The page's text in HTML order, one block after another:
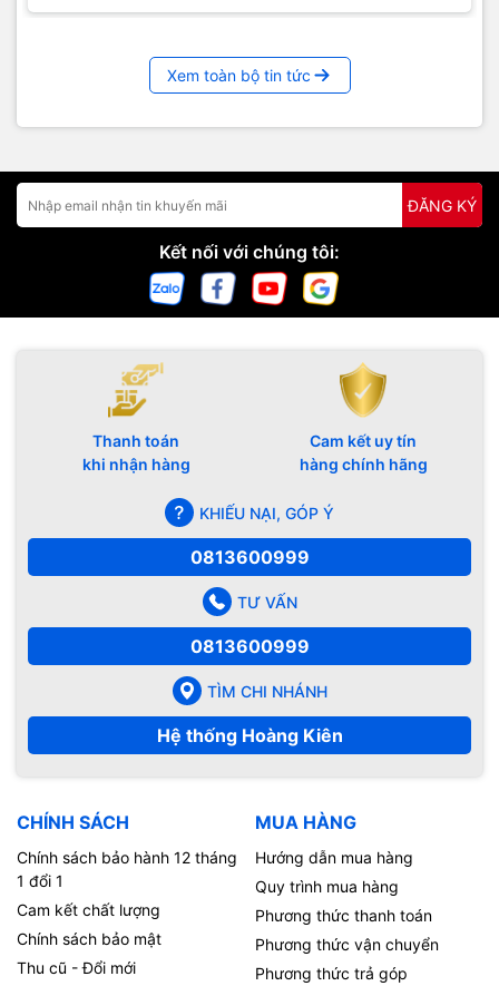
Xem toàn bộ tin tức
ĐĂNG KÝ
Kết nối với chúng tôi:
Thanh toán
khi nhận hàng
Cam kết uy tín
hàng chính hãng
KHIẾU NẠI, GÓP Ý
0813600999
TƯ VẤN
0813600999
TÌM CHI NHÁNH
Hệ thống Hoàng Kiên
CHÍNH SÁCH
Chính sách bảo hành 12 tháng
1 đổi 1
Cam kết chất lượng
Chính sách bảo mật
Thu cũ - Đổi mới
MUA HÀNG
Hướng dẫn mua hàng
Quy trình mua hàng
Phương thức thanh toán
Phương thức vận chuyển
Phương thức trả góp